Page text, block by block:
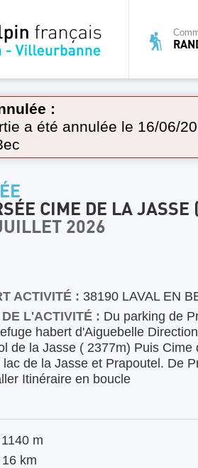
:
a été annulée le 16/06/
CIME DE LA JASSE
2026
ACTIVITÉ : 38190 LAVAL EN
L'ACTIVITÉ : Du parking de
habert d'Aiguebelle
de la Jasse ( 2377m) Puis Cime
de la Jasse et Prapoutel. De
Itinéraire en boucle
1140 m
16 km